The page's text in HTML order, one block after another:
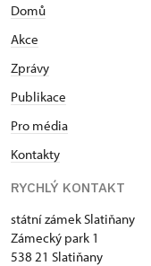
Domů
Akce
Zprávy
Publikace
Pro média
Kontakty
RYCHLÝ KONTAKT
státní zámek Slatiňany
Zámecký park 1
538 21 Slatiňany